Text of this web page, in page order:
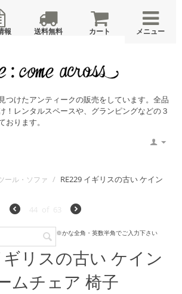
報 送料無料 カート メニュー
・コンテナ入荷案内
ナンスwith antique・宿泊予約
店・宿泊予約
ランピング・宿泊予約
ウエディング・レンタルスペース
アル撮影
クリプション レンタルスペース
クリプション アンティークレンタル
ガイド
取引法
バシーポリシー
い合わせ
つけたアンティークの販売をしています。全品
！レンタルスペースや、グランピングなどの３
ります。
ール・ソファ / RE229 イギリスの古い ケイン
44 of 63
※かな全角・英数半角でご入力下さい
ギリスの古い ケイン
ムチェア 椅子